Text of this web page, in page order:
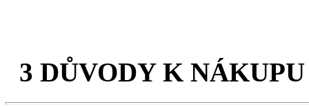
3 DŮVODY K